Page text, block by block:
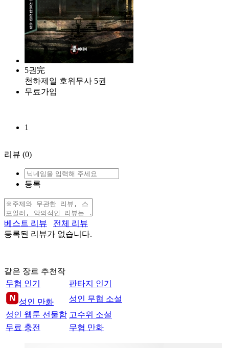
5권完
천하제일 호위무사 5권
무료가입
1
리뷰 (0)
등록
베스트 리뷰
전체 리뷰
등록된 리뷰가 없습니다.
같은 장르 추천작
무협 인기
판타지 인기
성인 만화
성인 무협 소설
성인 웹툰 선물함 고수위 소설
무료 충전
무협 만화